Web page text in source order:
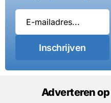
Inschrijven
Adverteren